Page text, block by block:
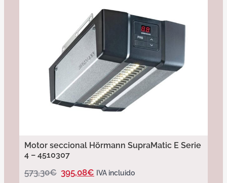
Motor seccional Hörmann SupraMatic E Serie
4 – 4510307
573,30€ 395,08€ IVA incluido